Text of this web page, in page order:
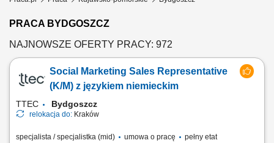
PRACA BYDGOSZCZ
NAJNOWSZE OFERTY PRACY: 972
Social Marketing Sales Representative
(K/M) z językiem niemieckim
TTEC Bydgoszcz
relokacja do: Kraków
specjalista / specjalistka (mid) umowa o pracę
pełny etat